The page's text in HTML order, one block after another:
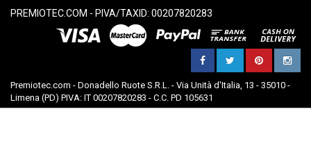
PREMIOTEC.COM - PIVA/TAXID: 00207820283
Premiotec.com - Donadello Ruote S.R.L. - Via Unità d'Italia, 13 - 35010 -
Limena (PD) PIVA: IT 00207820283 - C.C. PD 105631